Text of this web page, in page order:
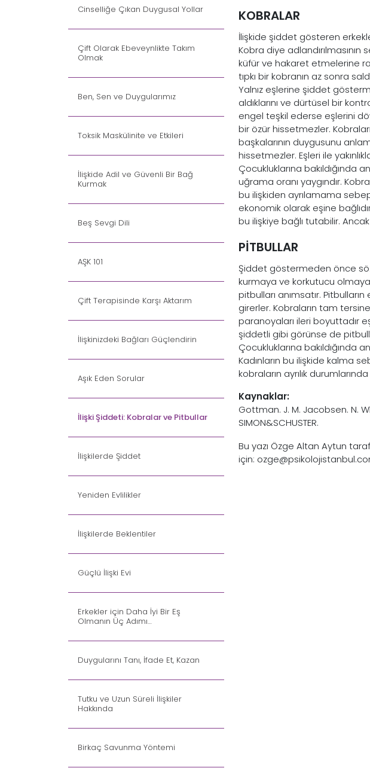
Cinselliğe Çıkan Duygusal Yollar
Çift Olarak Ebeveynlikte Takım
Olmak
Ben, Sen ve Duygularımız
Toksik Maskülinite ve Etkileri
İlişkide Adil ve Güvenli Bir Bağ
Kurmak
Beş Sevgi Dili
AŞK 101
Çift Terapisinde Karşı Aktarım
İlişkinizdeki Bağları Güçlendirin
Aşık Eden Sorular
İlişki Şiddeti: Kobralar ve Pitbullar
İlişkilerde Şiddet
Yeniden Evlilikler
İlişkilerde Beklentiler
Güçlü İlişki Evi
Erkekler için Daha İyi Bir Eş
Olmanın Üç Adımı…
Duygularını Tanı, İfade Et, Kazan
Tutku ve Uzun Süreli İlişkiler
Hakkında
Birkaç Savunma Yöntemi
KOBRALAR
İlişkide şiddet gösteren
Kobra diye
küfür ve hakaret etmelerine
tıpkı bir kobranın az sonra
Yalnız eşlerine şiddet
aldıklarını ve dürtüsel bir
engel teşkil ederse eşlerini
bir özür hissetmezler.
başkalarının duygusunu
hissetmezler. Eşleri ile
Çocukluklarına bakıldığında
uğrama oranı yaygındır.
bu ilişkiden ayrılamama
ekonomik olarak eşine
bu ilişkiye bağlı tutabilir.
PİTBULLAR
Şiddet göstermeden önce
kurmaya ve korkutucu
pitbulları anımsatır.
girerler. Kobraların tam
paranoyaları ileri boyuttadır
şiddetli gibi görünse de
Çocukluklarına
Kadınların bu ilişkide kalma
kobraların ayrılık
Kaynaklar:
Gottman. J. M. Jacobsen. N.
SIMON&SCHUSTER.
Bu yazı Özge Altan Aytun
için: